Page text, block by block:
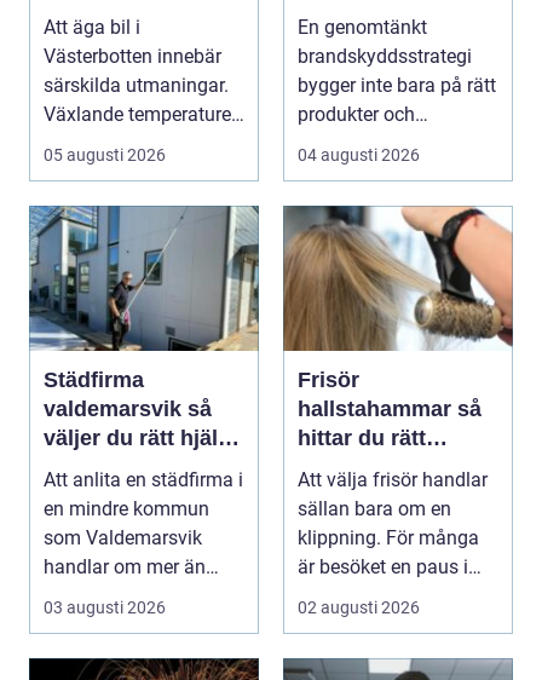
klimat
Att äga bil i
Västerbotten innebär
särskilda utmaningar.
Växlande temperaturer,
vägsalt, grus, snösl...
05 augusti 2026
räddar liv och
skyddar
verksamheter
En genomtänkt
brandskyddsstrategi
bygger inte bara på rätt
produkter och
installationer. Den
bygger ...
04 augusti 2026
Städfirma
valdemarsvik så
väljer du rätt hjälp
för hem och
företag
Att anlita en städfirma i
en mindre kommun
som Valdemarsvik
handlar om mer än
bara rena golv och
dam...
03 augusti 2026
Frisör
hallstahammar så
hittar du rätt
salong för stil,
kvalitet och känsla
Att välja frisör handlar
sällan bara om en
klippning. För många
är besöket en paus i
vardagen, ett s...
02 augusti 2026